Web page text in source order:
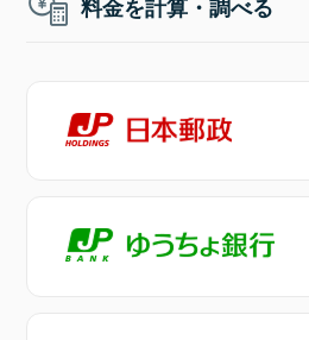
料金を計算・調べる